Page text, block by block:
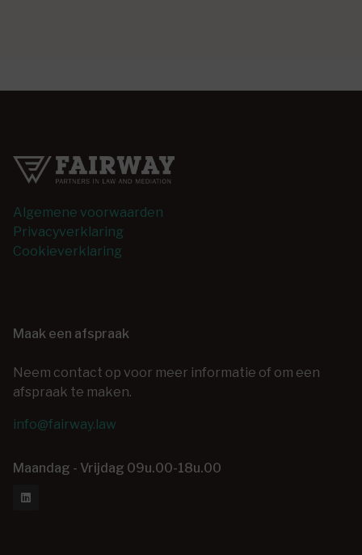
Algemene voorwaarden
Privacyverklaring
Cookieverklaring
Maak een afspraak
Neem contact op voor meer informatie of om een
afspraak te maken.
info@fairway.law
Maandag - Vrijdag 09u.00-18u.00